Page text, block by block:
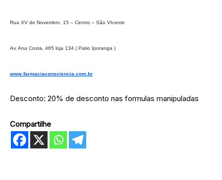
Rua XV de Novembro, 15 – Centro – São VIcente
Av. Ana Costa, 465 loja 134 ( Patio Iporanga )
www.farmaciaconsciencia.com.br
Desconto: 20% de desconto nas formulas manipuladas
Compartilhe